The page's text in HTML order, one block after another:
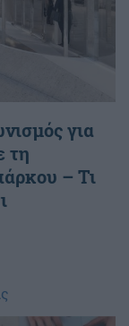
για
τη
– Τι